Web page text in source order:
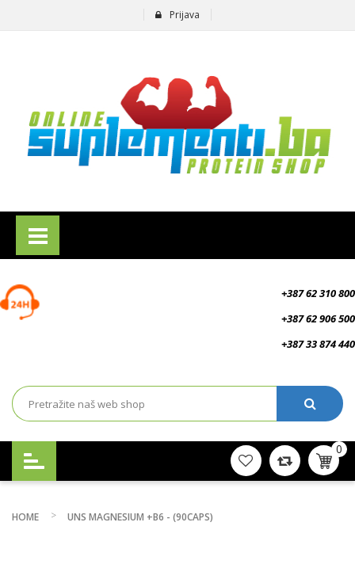
Prijava
+387 62 310 800
+387 62 906 500
+387 33 874 440
0
HOME UNS MAGNESIUM +B6 - (90CAPS)